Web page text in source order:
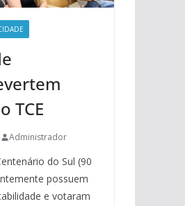
TCE
Administrador
do Sul (90
possuem
e votaram